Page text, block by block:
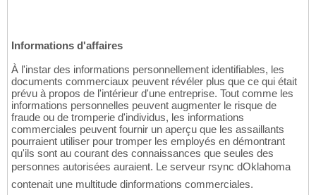
Informations d'affaires
À l'instar des informations personnellement identifiables, les
documents commerciaux peuvent révéler plus que ce qui était
prévu à propos de l'intérieur d'une entreprise. Tout comme les
informations personnelles peuvent augmenter le risque de
fraude ou de tromperie d'individus, les informations
commerciales peuvent fournir un aperçu que les assaillants
pourraient utiliser pour tromper les employés en démontrant
qu'ils sont au courant des connaissances que seules des
personnes autorisées auraient. Le serveur rsync dOklahoma
contenait une multitude dinformations commerciales.